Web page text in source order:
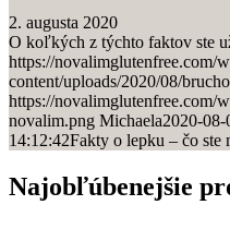
2. augusta 2020
O koľkých z týchto faktov ste
https://novalimglutenfree.com/
content/uploads/2020/08/
https://novalimglutenfree.com/
novalim.png Michaela2020-08-
14:12:42Fakty o lepku – čo ste
Najobľúbenejšie